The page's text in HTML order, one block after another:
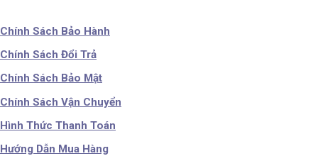
Chính Sách Bảo Hành
Chính Sách Đổi Trả
Chính Sách Bảo Mật
Chính Sách Vận Chuyển
Hình Thức Thanh Toán
Hướng Dẫn Mua Hàng